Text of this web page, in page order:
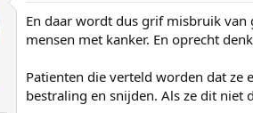
En daar wordt dus grif misbruik
mensen met kanker. En oprecht
Patienten die verteld worden dat ze
bestraling en snijden. Als ze dit niet